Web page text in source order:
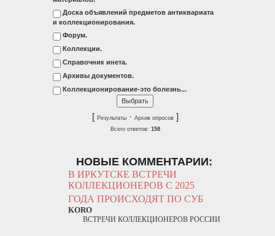
Доска объявлений предметов антиквариата
и коллекционирования.
Форум.
Коллекции.
Справочник инета.
Архивы документов.
Коллекционирование-это болезнь...
[ Результаты· Архив опросов]
Всего ответов: 158
НОВЫЕ КОММЕНТАРИИ:
В ИРКУТСКЕ ВСТРЕЧИ
КОЛЛЕКЦИОНЕРОВ С 2025
ГОДА ПРОИСХОДЯТ ПО СУБ
KORO
ВСТРЕЧИ КОЛЛЕКЦИОНЕРОВ РОССИИ